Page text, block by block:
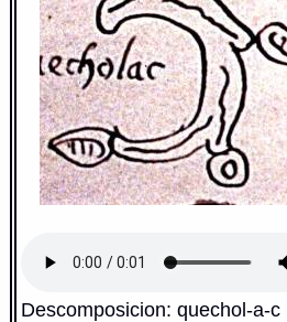
Descomposicion: quechol-a-c